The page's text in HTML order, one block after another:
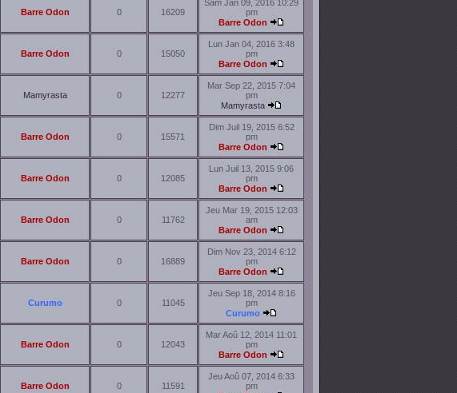
Barre Odon 0 16209
Sam Jan 09, 2016 10:29
pm
Barre Odon
Barre Odon 0 15050
Lun Jan 04, 2016 3:48
pm
Barre Odon
Mamyrasta 0 12277
Mar Sep 22, 2015 7:04
pm
Mamyrasta
Barre Odon 0 15571
Dim Juil 19, 2015 6:52
pm
Barre Odon
Barre Odon 0 12085
Lun Juil 13, 2015 9:06
pm
Barre Odon
Barre Odon 0 11762
Jeu Mar 19, 2015 12:03
am
Barre Odon
Barre Odon 0 16889
Dim Nov 23, 2014 6:12
pm
Barre Odon
Curumo 0 11045
Jeu Sep 18, 2014 8:16
pm
Curumo
Barre Odon 0 12043
Mar Aoû 12, 2014 11:01
pm
Barre Odon
Barre Odon 0 11591
Jeu Aoû 07, 2014 6:33
pm